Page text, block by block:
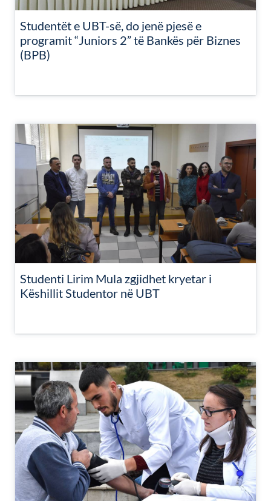
Studentët e UBT-së, do jenë pjesë e
programit “Juniors 2” të Bankës për Biznes
(BPB)
Studenti Lirim Mula zgjidhet kryetar i
Këshillit Studentor në UBT